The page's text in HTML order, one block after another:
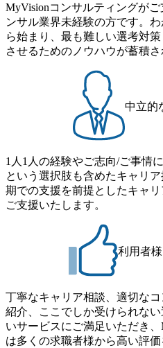
を取得 (https://www.agara.co.jp/
Xspear Consultingが、東京都港
化を支援 (https://
者】 ・年収UPでのオファー ・
流工程、先端技術を学べる環
者】 ・専門領域に軸足を置き
ジできる環境 ・タイトルアッ
ムより高いオファー年収 ・実
る（ダブルスキップもあり）
果、なりたいキャリアを反映
らえる ・シンプレクスという
るため、エンジニアの視点か
値提供できる ・デリバリー中
心の案件もあり、個々の裁量
げの立て方を選べる ここ1年
今期18億円⇒来期30億円（い
長中のファームである また、
上司の近くで働けるチャンス
ィング・グループ出身者等
keto_kajita/)） 多様なメンバー
自己成長機会が多く、新たなチ
も関わらず、外資系戦略コン
日2時間15分まで、始業・終業
可能 子の看護休暇： 子1人に
単位で取得することも可能 家族看護休暇
き、1時間単位で取得すること
度など】 独身寮：富山事業所
つの寮があり、以下の入居基
す。 ＜入居基準＞ ・満33歳ま
までの通勤総時間が2時間を超
近くには独身寮や社宅等が無
住宅手当を支給します。 また
なるため、入居基準を満たす
す。 住宅手当は、一般賃貸物
定める金額を会社が支払いま
による引っ越し費用は、会社が
(火) 19:00～20:00 2026年8月13
ている方を対象に、会社説明
・【富山】半導体製造装置の
程の管理業務) ※主任候補・
導体製造装置の生産エンジニ
※顔出しは不要です。ご質問
だければと存じます。
MyVisionコンサルティングが
ンサル業界未経験の方です。
ら始まり、最も難しい選考対
させるためのノウハウが蓄積さ
中立的
1人1人の経験やご志向/ご事情
という選択肢も含めたキャリ
期での支援を前提としたキャ
ご支援いたします。
利用者
丁寧なキャリア相談、適切な
紹介、ここでしか受けられな
いサービスにご満足いただき
は多くの求職者様から高い評価